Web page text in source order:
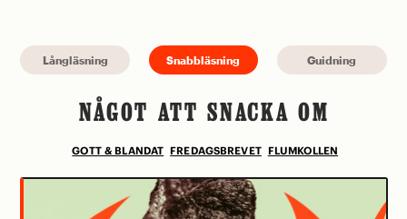
Långläsning Snabbläsning Guidning
NÅGOT ATT SNACKA OM
GOTT & BLANDAT FREDAGSBREVET FLUMKOLLEN